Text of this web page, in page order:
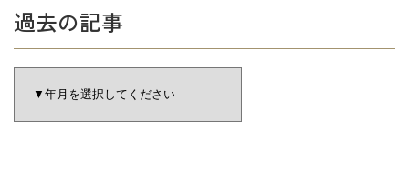
過去の記事